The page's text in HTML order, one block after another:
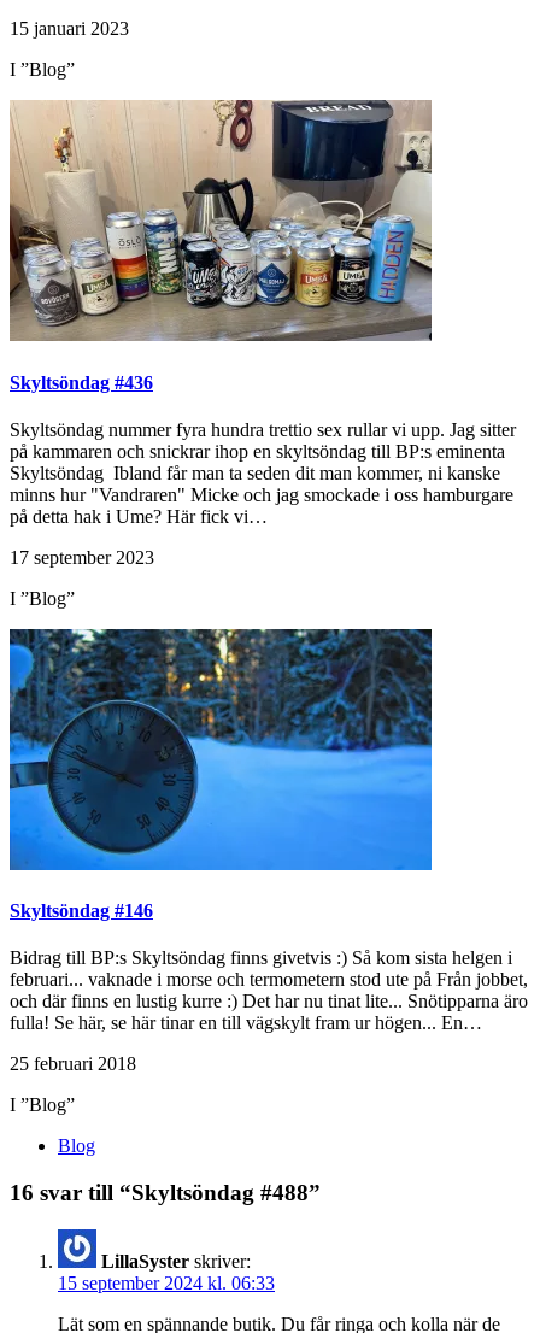
15 januari 2023
I ”Blog”
Skyltsöndag #436
Skyltsöndag nummer fyra hundra trettio sex rullar vi upp. Jag sitter
på kammaren och snickrar ihop en skyltsöndag till BP:s eminenta
Skyltsöndag Ibland får man ta seden dit man kommer, ni kanske
minns hur "Vandraren" Micke och jag smockade i oss hamburgare
på detta hak i Ume? Här fick vi…
17 september 2023
I ”Blog”
Skyltsöndag #146
Bidrag till BP:s Skyltsöndag finns givetvis :) Så kom sista helgen i
februari... vaknade i morse och termometern stod ute på Från jobbet,
och där finns en lustig kurre :) Det har nu tinat lite... Snötipparna äro
fulla! Se här, se här tinar en till vägskylt fram ur högen... En…
25 februari 2018
I ”Blog”
Blog
16 svar till “Skyltsöndag #488”
LillaSyster skriver:
15 september 2024 kl. 06:33
Lät som en spännande butik. Du får ringa och kolla när de